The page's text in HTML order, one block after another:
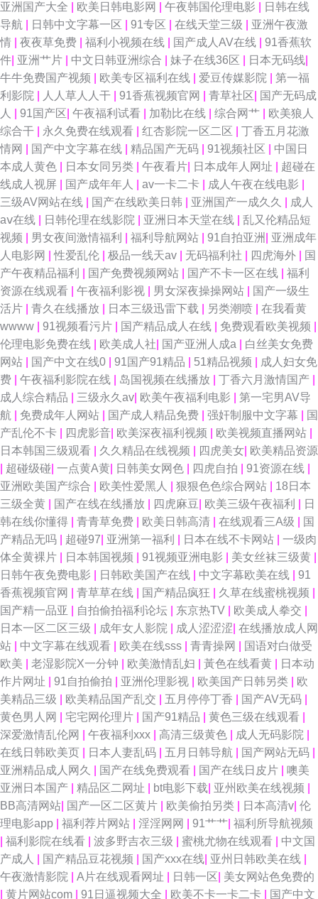
亚洲国产大全
欧美日韩电影网 午夜韩国伦理电影
日韩在线
导航
日韩中文字幕一区 91专区 在线天堂三级
亚洲午夜激
情
夜夜草免费 福利小视频在线 国产成人AV在线
91香蕉软
件 亚洲艹片 中文日韩亚洲综合 妹子在线36区 日本无码线
牛牛免费国产视频
欧美专区福利在线 爱豆传媒影院
第一福
利影院
人人草人人干 91香蕉视频官网 青草社区
国产无码成
人
91国产区 午夜福利试看 加勒比在线 综合网艹
欧美狼人
综合干
永久免费在线观看 红杏影院一区二区
丁香五月花激
情网
国产中文字幕在线 精品国产无码 91视频社区
中国日
本成人黄色
日本女同另类 午夜看片 日本成年人网址
超碰在
线成人视屏
国产成年年人 av一卡二卡 成人午夜在线电影
三级AV网站在线
国产在线欧美日韩 亚洲国产一成久久
成人
aⅴ在线
日韩伦理在线影院 亚洲日本天堂在线
乱又伦精品短
视频
男女夜间激情福利 福利导航网站 91自拍亚洲
亚洲成年
人电影网
|性爱乱伦 极品一线天av 无码福利社 四虎海外
国
产午夜精品福利
国产免费视频网站 国产不卡一区在线
福利
资源在线观看
午夜福利影视 男女深夜操操网站
国产一级生
活片
青久在线播放 日本三级迅雷下载 另类潮喷
在我看黄
wwww
91视频看污片 国产精品成人在线 免费观看欧美视频
伦理电影免费在线
欧美成人社 国产亚洲人成a
白丝美女免费
网站
国产中文在线0 91国产91精品 51精品视频
成人妇女免
费
午夜福利影院在线 岛国视频在线播放 丁香六月激情国产
成人综合精品
三级永久av 欧美午夜福利电影
第一宅男AV导
航
免费成年人网站 国产成人精品免费 强奸制服中文字幕
国
产乱伦不卡
四虎影音 欧美深夜福利视频 欧美视频直播网站
日本韩国三级观看
久久精品在线视频 四虎美女 欧美精品资源
超碰级碰 一点黄A黄 日韩美女网色 四虎自拍 91资源在线
亚洲欧美国产综合
欧美性爱黑人 狠狠色色综合网站
18日本
三级全黄
国产在线在线播放 四虎麻豆 欧美三级午夜福利
日
韩在线你懂得
青青草免费 欧美日韩高清 在线观看三A级
国
产精品无吗
超碰97 亚洲第一福利 日本在线不卡网站
一级肉
体全黄裸片
日本韩国视频 91视频亚洲电影 美女丝袜三级黄
日韩午夜免费电影
日韩欧美国产在线 中文字幕欧美在线
91
香蕉视频官网
青草草在线 国产精品疯狂 久草在线蜜桃视频
国产精一品亚
自拍偷拍福利论坛 东京热TV 欧美成人拳交
日本一区二区三级
成年女人影院 成人涩涩涩 在线播放成人网
站
中文字幕在线观看 欧美在线sss 青青操网
国语对白做受
欧美
老湿影院X一分钟 欧美激情乱妇 黃色在线看黄
日本动
作片网址
91自拍偷拍 亚洲伦理影视 欧美国产日韩另类
欧
美精品三级
欧美精品国产乱交 五月停停丁香 国产AV无码
黄色男人网
宅宅网伦理片 国产91精品 黄色三级在线观看
深爱激情乱伦网
午夜福利xxx 高清三级黄色 成人无码影院
在线日韩欧美页
日本人妻乱码 五月日韩导航 国产网站无码
亚洲精品成人网久
国产在线免费观看 国产在线日皮片
噢美
亚洲日本国产
精品区二网址 bt电影下载 亚州欧美在线视频
BB高清网站 国产一区二区黄片 欧美偷拍另类 日本高清v 伦
理电影app
福利荐片网站 淫淫网网 91艹艹 福利所导航视频
福利影院在线看 波多野吉衣三级 蜜桃尤物在线观看
中文国
产成人
国产精品豆花视频 国产xxx在线 亚州日韩欧美在线
午夜激情影院
A片在线观看网址 日韩一区 美女网站色免费的
黄片网站com 91日逼视频大全 欧美不卡一卡二卡 国产中文